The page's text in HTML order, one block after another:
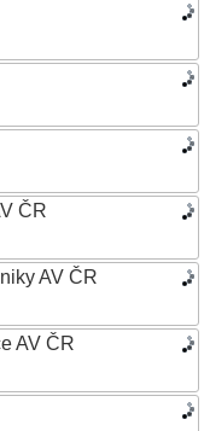
ČR
AV ČR
AV ČR